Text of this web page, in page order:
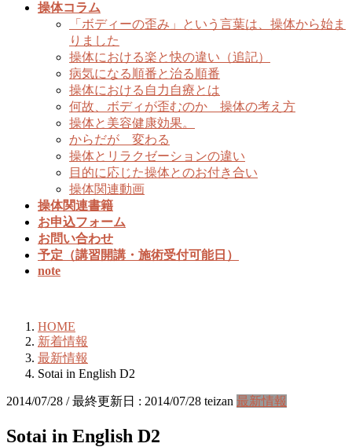
操体コラム
「ボディーの歪み」という言葉は、操体から始ま
りました
操体における楽と快の違い（追記）
病気になる順番と治る順番
操体における自力自療とは
何故、ボディが歪むのか 操体の考え方
操体と美容健康効果。
からだが 変わる
操体とリラクゼーションの違い
目的に応じた操体とのお付き合い
操体関連動画
操体関連書籍
お申込フォーム
お問い合わせ
予定（講習開講・施術受付可能日）
note
HOME
新着情報
最新情報
Sotai in English D2
2014/07/28 / 最終更新日 : 2014/07/28 teizan 最新情報
Sotai in English D2